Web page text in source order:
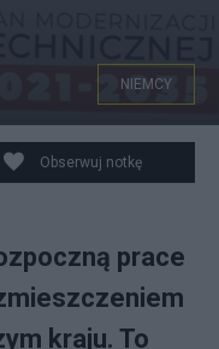
Lambrecht, szef
Fot.
NIEMCY
Obserwuj notkę
prace
kraju. To